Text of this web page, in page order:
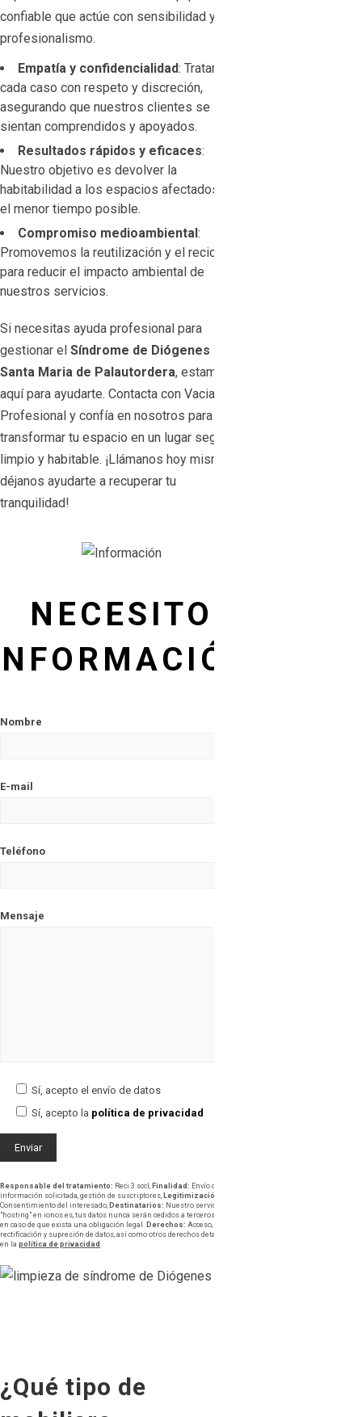
confiable que actúe con sensibilidad y
profesionalismo.
Empatía y confidencialidad: Tratamos
cada caso con respeto y discreción,
asegurando que nuestros clientes se
sientan comprendidos y apoyados.
Resultados rápidos y eficaces:
Nuestro objetivo es devolver la
habitabilidad a los espacios afectados en
el menor tiempo posible.
Compromiso medioambiental :
Promovemos la reutilización y el reciclaje
para reducir el impacto ambiental de
nuestros servicios.
Si necesitas ayuda profesional para
gestionar el Síndrome de Diógenes en
Santa Maria de Palautordera, estamos
aquí para ayudarte. Contacta con Vaciado
Profesional y confía en nosotros para
transformar tu espacio en un lugar seguro,
limpio y habitable. ¡Llámanos hoy mismo y
déjanos ayudarte a recuperar tu
tranquilidad!
NECESITO
Nombre
E-mail
Teléfono
Mensaje
Sí, acepto el envío de datos
Sí, acepto la política de privacidad
Responsable del tratamiento: Reci 3 sccl, Finalidad: Envío de
información solicitada, gestión de suscriptores, Legitimización:
Consentimiento del interesado, Destinatarios: Nuestro servidor
"hosting" en ionos.es, tus datos nunca serán cedidos a terceros salvo
en caso de que exista una obligación legal. Derechos: Acceso,
rectificación y supresión de datos, así como otros derechos detallados
en la política de privacidad .
¿Qué tipo de